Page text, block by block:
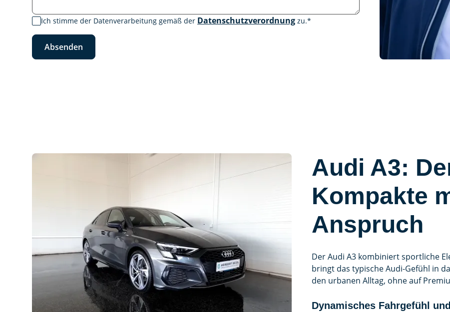
Ich stimme der Datenverarbeitung gemäß der Datenschutzverordnung zu.*
Absenden
Audi A3:
Kompakte
Anspruch
Der Audi A3 kombiniert sportliche
bringt das typische Audi-Gefühl in
den urbanen Alltag, ohne auf
Dynamisches Fahrgefühl und